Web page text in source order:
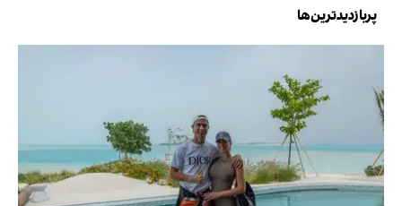
پربازدیدترین‌ها